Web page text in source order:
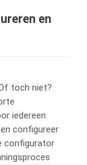
en
toch niet?
iedereen
configureer
configurator